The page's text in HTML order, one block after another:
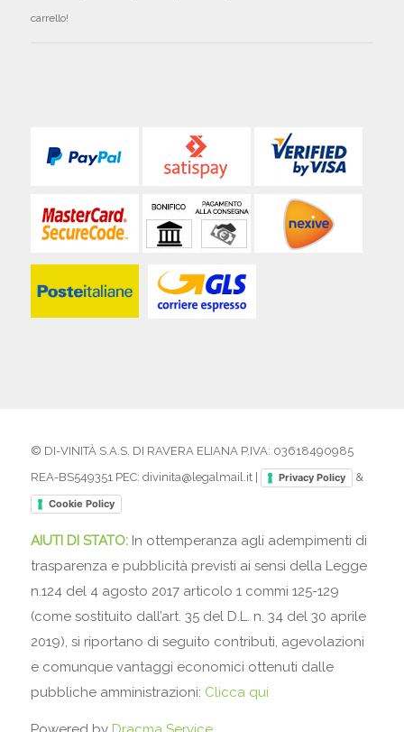
carrello!
© DI-VINITÀ S.A.S. DI RAVERA ELIANA P.IVA: 03618490985
REA-BS549351 PEC: divinita@legalmail.it |
Privacy Policy &
Cookie Policy
AIUTI DI STATO: In ottemperanza agli adempimenti di
trasparenza e pubblicità previsti ai sensi della Legge
n.124 del 4 agosto 2017 articolo 1 commi 125-129
(come sostituito dall’art. 35 del D.L. n. 34 del 30 aprile
2019), si riportano di seguito contributi, agevolazioni
e comunque vantaggi economici ottenuti dalle
pubbliche amministrazioni: Clicca qui